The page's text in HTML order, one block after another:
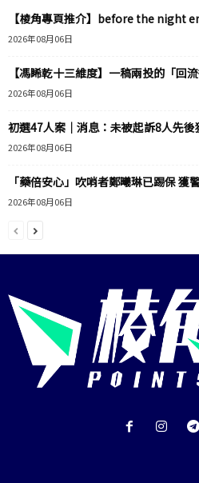
【棱角專頁推介】before the night
2026年08月06日
【馮睎乾十三維度】一稿兩投的「回
2026年08月06日
初選47人案｜消息：未被起訴8人先後
2026年08月06日
「藥倍安心」吹哨者鄭曦琳已踢保 獲
2026年08月06日